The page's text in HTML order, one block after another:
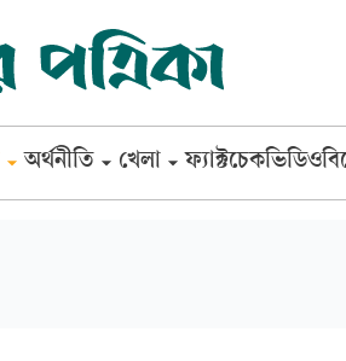
অর্থনীতি খেলা ফ্যাক্টচেকভিডিও